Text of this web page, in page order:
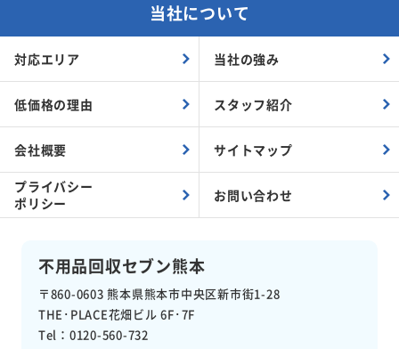
不用品回収セブン熊本
〒860-0603熊本県熊本市中央区新市街1-28
THE･PLACE花畑ビル 6F･7F
Tel：0120-560-732
当社について
対応エリア 当社の強み
低価格の理由 スタッフ紹介
会社概要 サイトマップ
プライバシー
ポリシー
お問い合わせ